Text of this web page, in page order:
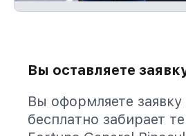
Вы оставляете
Вы оформляете
бесплатно забирает